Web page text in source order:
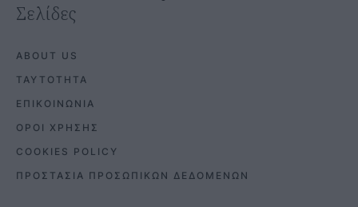
Σελίδες
ABOUT US
ΤΑΥΤΟΤΗΤΑ
ΕΠΙΚΟΙΝΩΝΙΑ
ΟΡΟΙ ΧΡΗΣΗΣ
COOKIES POLICY
ΠΡΟΣΤΑΣΙΑ ΠΡΟΣΩΠΙΚΩΝ ΔΕΔΟΜΕΝΩΝ